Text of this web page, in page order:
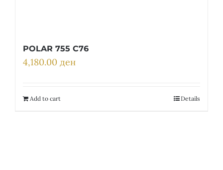
POLAR 755 C76
4,180.00 ден
Add to cart Details